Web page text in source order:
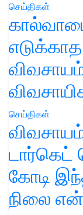
செய்திகள்
செய்திகள்
டார்கெட்
கோடி
நிலை